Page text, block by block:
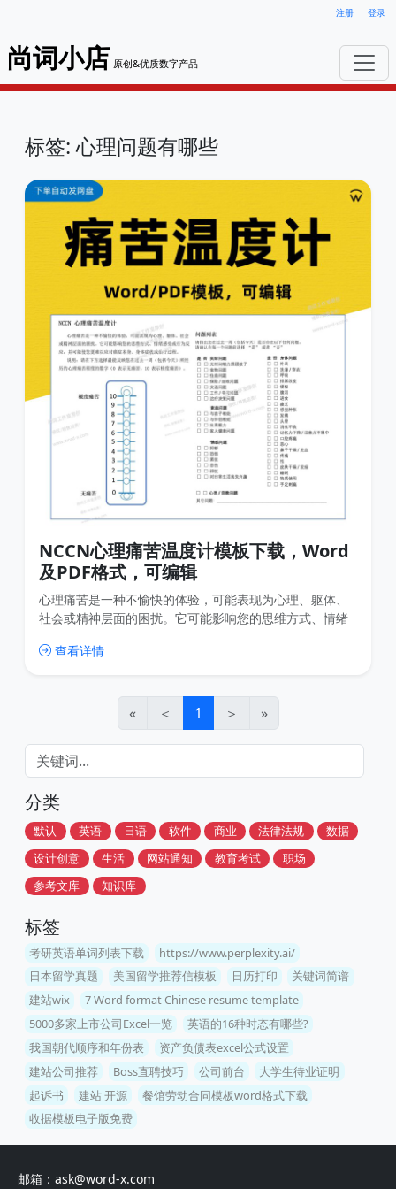
注册 登录
尚词小店 原创&优质数字产品
标签: 心理问题有哪些
NCCN心理痛苦温度计模板下载，Word
及PDF格式，可编辑
心理痛苦是一种不愉快的体验，可能表现为心理、躯体、
社会或精神层面的困扰。它可能影响您的思维方式、情绪
症状或治疗过程。
查看详情
« ＜ 1 ＞ »
分类
默认 英语 日语 软件 商业 法律法规
数据
设计创意
生活 网站通知 教育考试
职场
参考文库
知识库
标签
考研英语单词列表下载
https://www.perplexity.ai/
日本留学真题
美国留学推荐信模板 日历打印
关键词简谱
建站wix
7 Word format Chinese resume template
5000多家上市公司Excel一览
英语的16种时态有哪些?
我国朝代顺序和年份表
资产负债表excel公式设置
建站公司推荐
Boss直聘技巧 公司前台
大学生待业证明
起诉书
建站 开源
餐馆劳动合同模板word格式下载
收据模板电子版免费
邮箱：ask@word-x.com